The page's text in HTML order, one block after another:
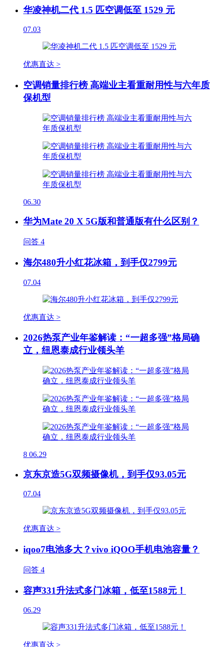
华凌神机二代 1.5 匹空调低至 1529 元
07.03
优惠直达 >
空调销量排行榜 高端业主看重耐用性与六年质
保机型
06.30
华为Mate 20 X 5G版和普通版有什么区别？
问答 4
海尔480升小红花冰箱，到手仅2799元
07.04
优惠直达 >
2026热泵产业年鉴解读：“一超多强”格局确
立，纽恩泰成行业领头羊
8 06.29
京东京造5G双频摄像机，到手仅93.05元
07.04
优惠直达 >
iqoo7电池多大？vivo iQOO手机电池容量？
问答 4
容声331升法式多门冰箱，低至1588元！
06.29
优惠直达 >